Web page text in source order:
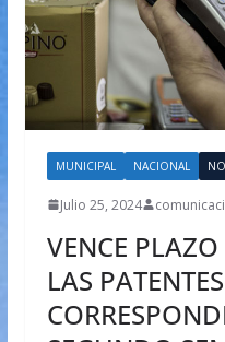
MUNICIPAL NACIONAL
Julio 25, 2024
VENCE
LAS